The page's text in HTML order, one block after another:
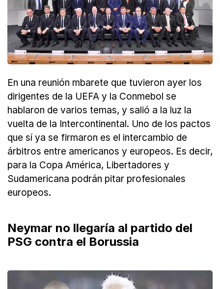
En una reunión mbarete que tuvieron ayer los
dirigentes de la UEFA y la Conmebol se
hablaron de varios temas, y salió a la luz la
vuelta de la Intercontinental. Uno de los pactos
que sí ya se firmaron es el intercambio de
árbitros entre americanos y europeos. Es decir,
para la Copa América, Libertadores y
Sudamericana podrán pitar profesionales
europeos.
Neymar no llegaría al partido del
PSG contra el Borussia